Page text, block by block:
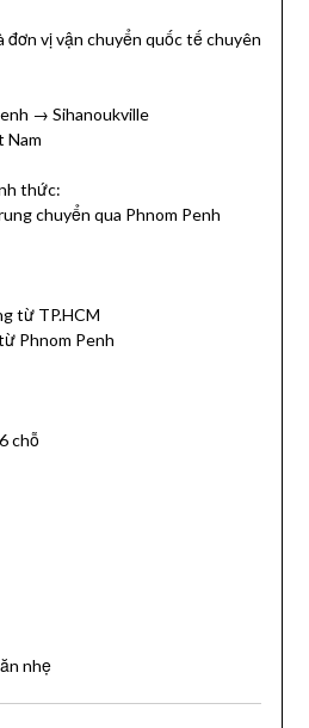
đơn vị vận chuyển quốc tế chuyên
→ Sihanoukville
Nam
thức:
chuyển qua Phnom Penh
từ TP.HCM
Phnom Penh
chỗ
nhẹ